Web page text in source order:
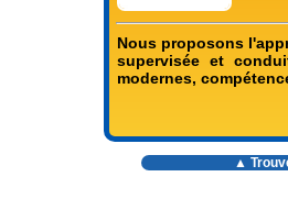
Nous proposons
supervisée et
modernes,
▲